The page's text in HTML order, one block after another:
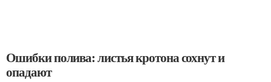
Ошибки полива: листья кротона сохнут и
опадают